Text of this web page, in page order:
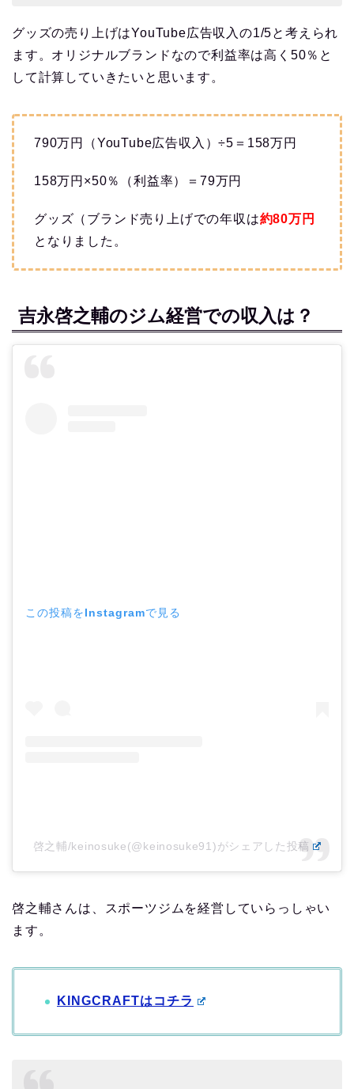
グッズの売り上げはYouTube広告収入の1/5と考えられ
ます。オリジナルブランドなので利益率は高く50％と
して計算していきたいと思います。
790万円（YouTube広告収入）÷5＝158万円
158万円×50％（利益率）＝79万円
グッズ（ブランド売り上げでの年収は約80万円
となりました。
吉永啓之輔のジム経営での収入は？
この投稿をInstagramで見る
啓之輔/keinosuke(@keinosuke91)がシェアした投稿
啓之輔さんは、スポーツジムを経営していらっしゃい
ます。
KINGCRAFTはコチラ